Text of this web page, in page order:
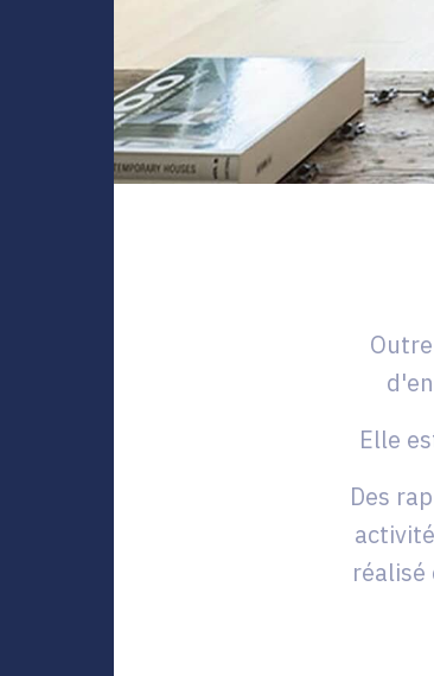
Elle
Des
réalisé